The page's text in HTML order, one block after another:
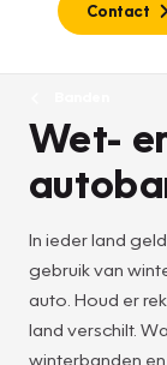
Contact
Wet-
In ieder land
gebruik van
auto. Houd er
land verschilt.
winterbanden